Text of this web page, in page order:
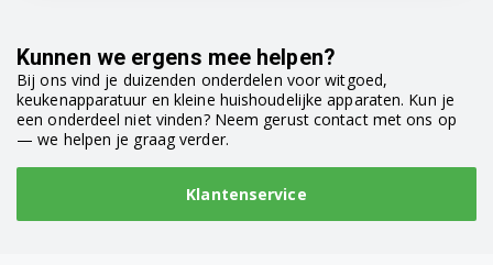
Kunnen we ergens mee helpen?
Bij ons vind je duizenden onderdelen voor witgoed,
keukenapparatuur en kleine huishoudelijke apparaten. Kun je
een onderdeel niet vinden? Neem gerust contact met ons op
— we helpen je graag verder.
Klantenservice